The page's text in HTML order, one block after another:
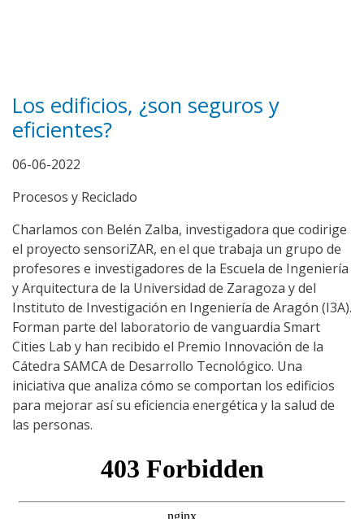
Los edificios, ¿son seguros y
eficientes?
06-06-2022
Procesos y Reciclado
Charlamos con Belén Zalba, investigadora que codirige
el proyecto sensoriZAR, en el que trabaja un grupo de
profesores e investigadores de la Escuela de Ingeniería
y Arquitectura de la Universidad de Zaragoza y del
Instituto de Investigación en Ingeniería de Aragón (I3A).
Forman parte del laboratorio de vanguardia Smart
Cities Lab y han recibido el Premio Innovación de la
Cátedra SAMCA de Desarrollo Tecnológico. Una
iniciativa que analiza cómo se comportan los edificios
para mejorar así su eficiencia energética y la salud de
las personas.